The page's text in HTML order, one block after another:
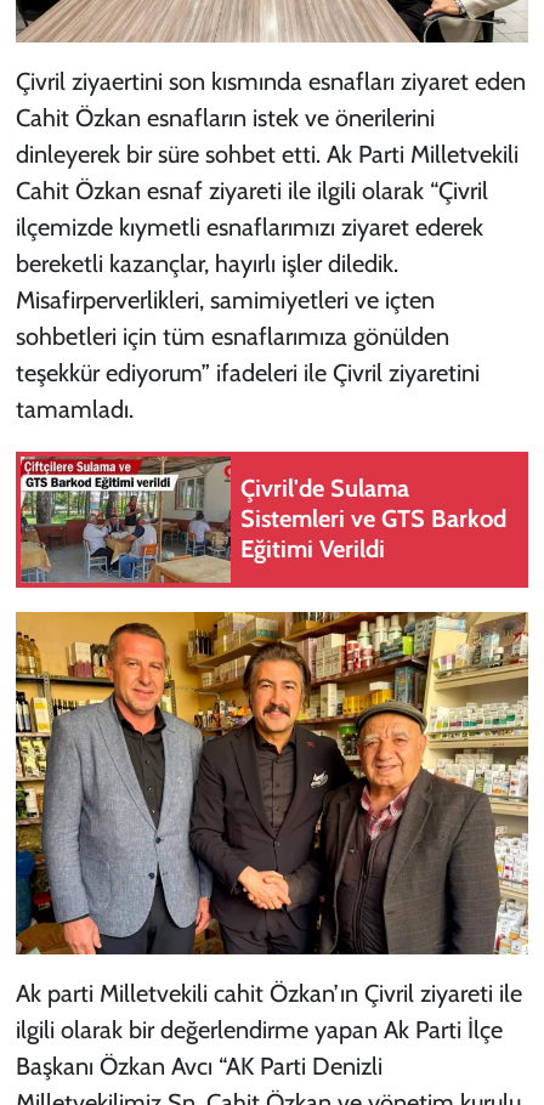
Çivril ziyaertini son kısmında esnafları ziyaret eden
Cahit Özkan esnafların istek ve önerilerini
dinleyerek bir süre sohbet etti. Ak Parti Milletvekili
Cahit Özkan esnaf ziyareti ile ilgili olarak “Çivril
ilçemizde kıymetli esnaflarımızı ziyaret ederek
bereketli kazançlar, hayırlı işler diledik.
Misafirperverlikleri, samimiyetleri ve içten
sohbetleri için tüm esnaflarımıza gönülden
teşekkür ediyorum” ifadeleri ile Çivril ziyaretini
tamamladı.
Çivril'de Sulama
Sistemleri ve GTS Barkod
Eğitimi Verildi
Ak parti Milletvekili cahit Özkan’ın Çivril ziyareti ile
ilgili olarak bir değerlendirme yapan Ak Parti İlçe
Başkanı Özkan Avcı “AK Parti Denizli